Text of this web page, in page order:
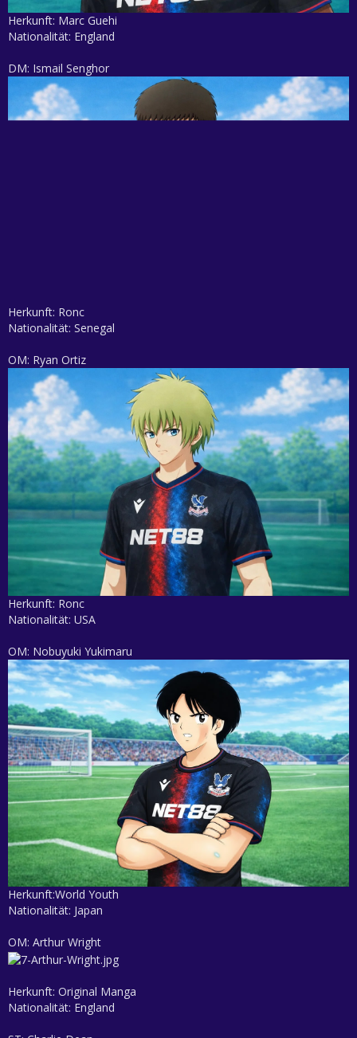
Herkunft: Marc Guehi
Nationalität: England
DM: Ismail Senghor
Herkunft: Ronc
Nationalität: Senegal
OM: Ryan Ortiz
Herkunft: Ronc
Nationalität: USA
OM: Nobuyuki Yukimaru
Herkunft:World Youth
Nationalität: Japan
OM: Arthur Wright
Herkunft: Original Manga
Nationalität: England